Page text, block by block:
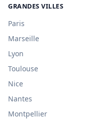
GRANDES VILLES
Paris
Marseille
Lyon
Toulouse
Nice
Nantes
Montpellier